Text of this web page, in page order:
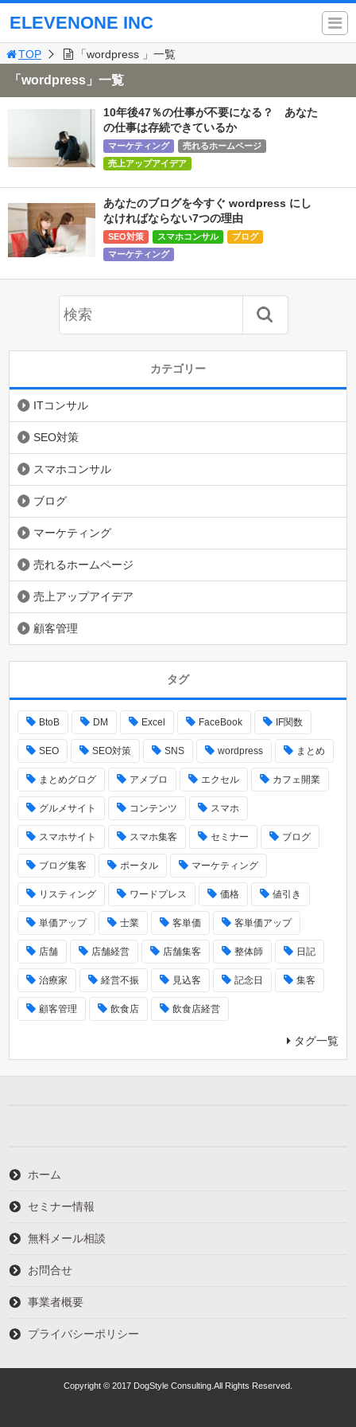
ELEVENONE INC
TOP 「wordpress 」一覧
「wordpress」一覧
10年後47％の仕事が不要になる？ あなた
の仕事は存続できているか
マーケティング
売れるホームページ
売上アップアイデア
あなたのブログを今すぐ wordpress にし
なければならない7つの理由
SEO対策 スマホコンサル
ブログ
マーケティング
カテゴリー
ITコンサル
SEO対策
スマホコンサル
ブログ
マーケティング
売れるホームページ
売上アップアイデア
顧客管理
タグ
BtoB DM Excel FaceBook IF関数
SEO SEO対策 SNS wordpress まとめ
まとめグログ アメブロ エクセル カフェ開業
グルメサイト コンテンツ スマホ
スマホサイト スマホ集客 セミナー ブログ
ブログ集客 ポータル マーケティング
リスティング ワードプレス 価格 値引き
単価アップ 士業 客単価 客単価アップ
店舗 店舗経営 店舗集客 整体師 日記
治療家 経営不振 見込客 記念日 集客
顧客管理 飲食店 飲食店経営
タグ一覧
ホーム
セミナー情報
無料メール相談
お問合せ
事業者概要
プライバシーポリシー
Copyright © 2017 DogStyle Consulting.All Rights Reserved.